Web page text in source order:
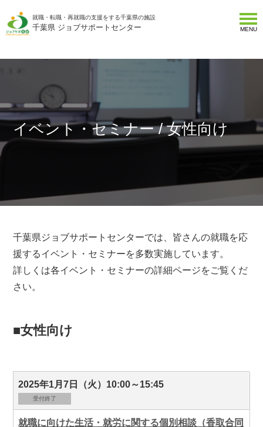
就職・転職・再就職の支援をする千葉県の施設
千葉県 ジョブサポートセンター MENU
イベント・セミナー / 女性向け
千葉県ジョブサポートセンターでは、皆さんの就職を応
援するイベント・セミナーを多数実施しています。
詳しくは各イベント・セミナーの詳細ページをご覧くだ
さい。
■女性向け
2025年1月7日（火）10:00～15:45
受付終了
就職に向けた生活・就労に関する個別相談（香取合同